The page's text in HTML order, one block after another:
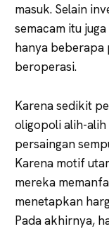
masuk. Selain
semacam itu
hanya beberapa
beroperasi.
Karena sedikit
oligopoli alih-
persaingan
Karena motif
mereka
menetapkan
Pada akhirnya,